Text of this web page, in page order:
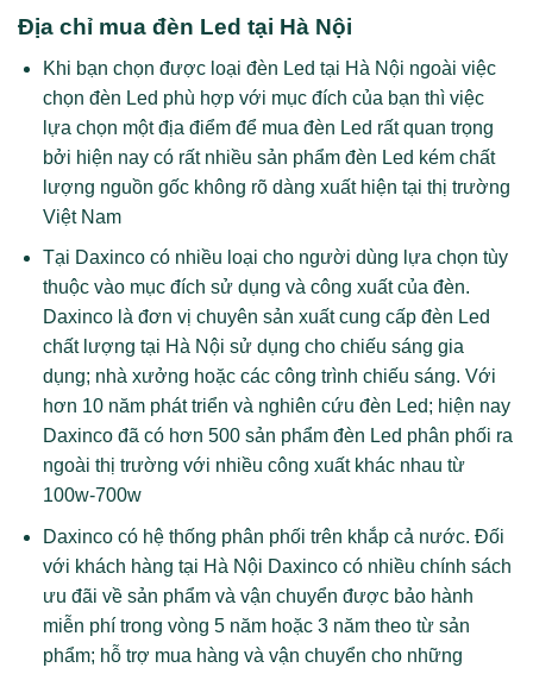
Địa chỉ mua đèn Led tại Hà Nội
Khi bạn chọn được loại đèn Led tại Hà Nội ngoài việc
chọn đèn Led phù hợp với mục đích của bạn thì việc
lựa chọn một địa điểm để mua đèn Led rất quan trọng
bởi hiện nay có rất nhiều sản phẩm đèn Led kém chất
lượng nguồn gốc không rõ dàng xuất hiện tại thị trường
Việt Nam
Tại Daxinco có nhiều loại cho người dùng lựa chọn tùy
thuộc vào mục đích sử dụng và công xuất của đèn.
Daxinco là đơn vị chuyên sản xuất cung cấp đèn Led
chất lượng tại Hà Nội sử dụng cho chiếu sáng gia
dụng; nhà xưởng hoặc các công trình chiếu sáng. Với
hơn 10 năm phát triển và nghiên cứu đèn Led; hiện nay
Daxinco đã có hơn 500 sản phẩm đèn Led phân phối ra
ngoài thị trường với nhiều công xuất khác nhau từ
100w-700w
Daxinco có hệ thống phân phối trên khắp cả nước. Đối
với khách hàng tại Hà Nội Daxinco có nhiều chính sách
ưu đãi về sản phẩm và vận chuyển được bảo hành
miễn phí trong vòng 5 năm hoặc 3 năm theo từ sản
phẩm; hỗ trợ mua hàng và vận chuyển cho những